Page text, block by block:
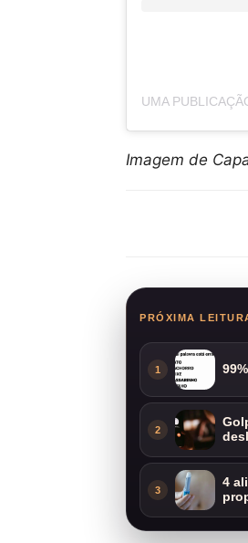
Imagem de
PRÓXIMA
1
2
3
4